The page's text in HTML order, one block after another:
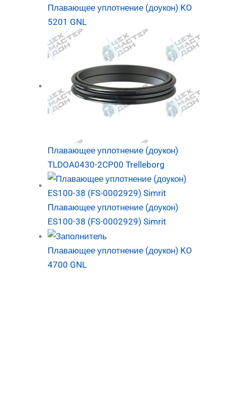
Плавающее уплотнение (доукон) KO
5201 GNL
Плавающее уплотнение (доукон)
TLDOA0430-2CP00 Trelleborg
Плавающее уплотнение (доукон)
ES100-38 (FS-0002929) Simrit
Плавающее уплотнение (доукон) KO
4700 GNL